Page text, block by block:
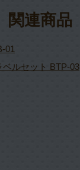
関連商品
01
ルセット BTP-03